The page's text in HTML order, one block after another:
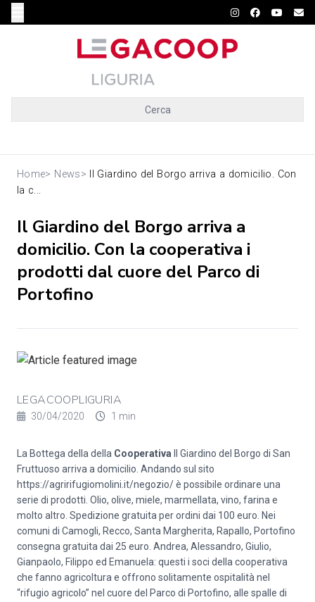
Cerca
Home> News>
Il Giardino del Borgo arriva a domicilio. Con
la c...
Il Giardino del Borgo arriva a
domicilio. Con la cooperativa i
prodotti dal cuore del Parco di
Portofino
LEGACOOPLIGURIA
30/04/2020 1 min
La Bottega della della Cooperativa Il Giardino del Borgo di San
Fruttuoso arriva a domicilio. Andando sul sito
https://agririfugiomolini.it/negozio/è possibile ordinare una
serie di prodotti. Olio, olive, miele, marmellata, vino, farina e
molto altro. Spedizione gratuita per ordini dai 100 euro. Nei
comuni di Camogli, Recco, Santa Margherita, Rapallo, Portofino
consegna gratuita dai 25 euro. Andrea, Alessandro, Giulio,
Gianpaolo, Filippo ed Emanuela: questi i soci della cooperativa
che fanno agricoltura e offrono solitamente ospitalità nel
“rifugio agricolo” nel cuore del Parco di Portofino, alle spalle di